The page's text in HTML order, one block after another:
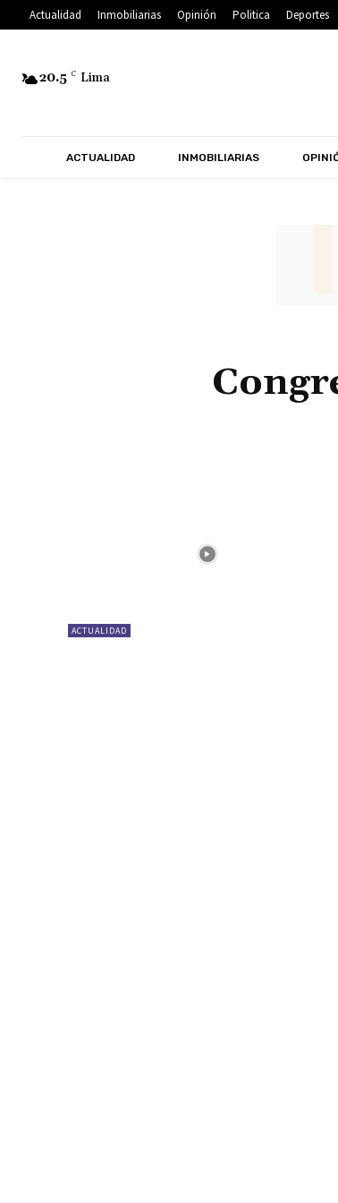
Actualidad Inmobiliarias Opinión Politica Deportes
20.5 C Lima
ACTUALIDAD INMOBILIARIAS
ACTUALIDAD